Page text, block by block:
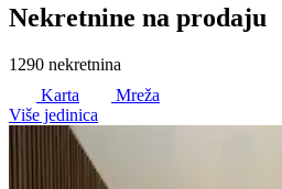
Nekretnine na prodaju
1290 nekretnina
Karta
Mreža
Više jedinica